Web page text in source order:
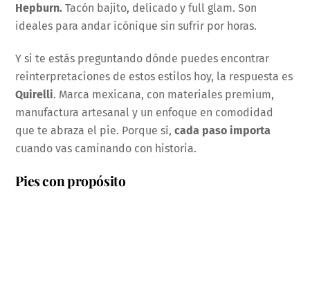
Hepburn.Tacón bajito, delicado y full glam. Son
ideales para andar icónique sin sufrir por horas.
Y si te estás preguntando dónde puedes encontrar
reinterpretaciones de estos estilos hoy, la respuesta es
Quirelli. Marca mexicana, con materiales premium,
manufactura artesanal y un enfoque en comodidad
que te abraza el pie. Porque sí,cada paso importa
cuando vas caminando con historia.
Pies con propósito